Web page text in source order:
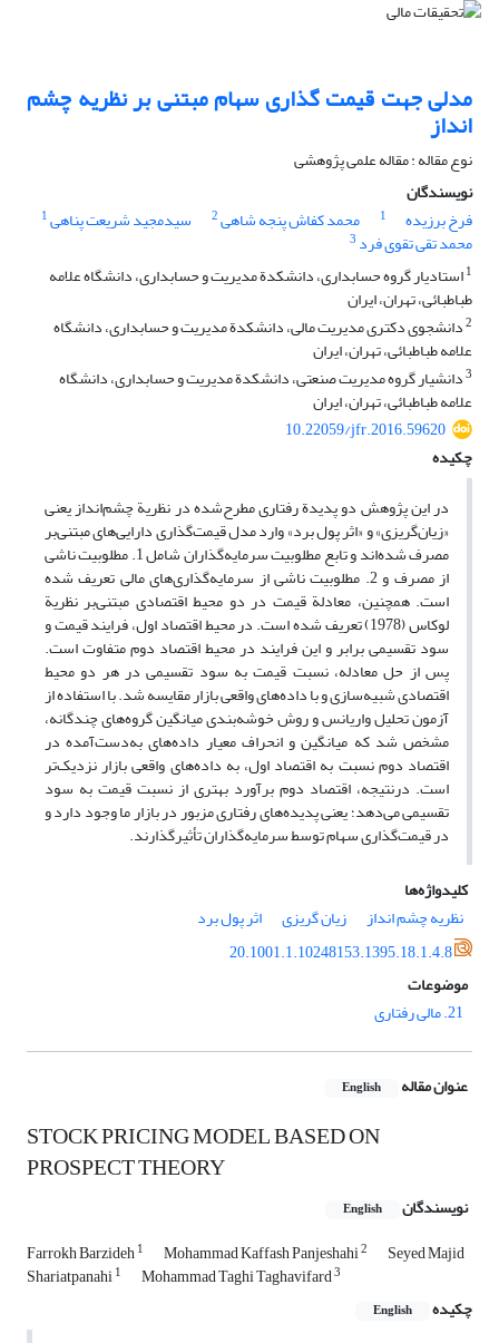
مدلی جهت قیمت گذاری سهام مبتنی بر نظریه چشم
انداز
نوع مقاله : مقاله علمی پژوهشی
نویسندگان
فرخ برزیده
1 محمد کفاش پنجه شاهی2 سیدمجید شریعت پناهی1
محمد تقی تقوی فرد 3
1استادیار گروه حسابداری، دانشکدة مدیریت و حسابداری، دانشگاه علامه
طباطبائی، تهران، ایران
2دانشجوی دکتری مدیریت مالی، دانشکدة مدیریت و حسابداری، دانشگاه
علامه طباطبائی، تهران، ایران
3دانشیار گروه مدیریت صنعتی، دانشکدة مدیریت و حسابداری، دانشگاه
علامه طباطبائی، تهران، ایران
10.22059/jfr.2016.59620
چکیده
در این پژوهش دو پدیدة رفتاری مطرح‌شده در نظریة چشم‌انداز یعنی
«زیان‌گریزی» و «اثر پول برد» وارد مدل قیمت‌گذاری دارایی‌های مبتنی‌بر
مصرف شده‌اند و تابع مطلوبیت سرمایه‌گذاران شامل 1. مطلوبیت ناشی
از مصرف و 2. مطلوبیت ناشی از سرمایه‌گذاری‌های مالی تعریف شده
است. همچنین، معادلة قیمت در دو محیط اقتصادی مبتنی‌بر نظریة
لوکاس (1978) تعریف شده است. در محیط اقتصاد اول، فرایند قیمت و
سود تقسیمی برابر و این فرایند در محیط اقتصاد دوم متفاوت ‌است.
پس از حل معادله، نسبت قیمت به سود تقسیمی در هر دو محیط
اقتصادی شبیه‌سازی و با داده‌های واقعی بازار مقایسه شد. با استفاده از
آزمون تحلیل واریانس و روش خوشه‌بندی میانگین گروه‌های چندگانه،
مشخص شد که میانگین و انحراف معیار داده‌های به‌دست‌آمده در
اقتصاد دوم نسبت به اقتصاد اول، به داده‌های واقعی بازار نزدیک‌تر
است. درنتیجه، اقتصاد دوم برآورد بهتری از نسبت قیمت به سود
تقسیمی می‌دهد؛ یعنی پدیده‌های رفتاری مزبور در بازار ما وجود دارد و
در قیمت‌گذاری سهام توسط سرمایه‌گذاران تأثیرگذارند.
کلیدواژه‌ها
نظریه چشم انداز
زیان گریزی
اثر پول برد
20.1001.1.10248153.1395.18.1.4.8
موضوعات
21. مالی رفتاری
عنوان مقاله English
STOCK PRICING MODEL BASED ON
PROSPECT THEORY
نویسندگان English
Farrokh Barzideh1 Mohammad Kaffash Panjeshahi2 Seyed Majid
Shariatpanahi1 Mohammad Taghi Taghavifard3
چکیده English